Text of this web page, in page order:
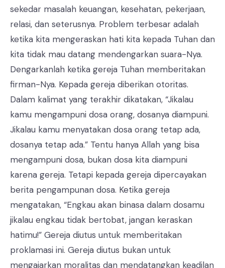
sekedar masalah keuangan, kesehatan, pekerjaan,
relasi, dan seterusnya. Problem terbesar adalah
ketika kita mengeraskan hati kita kepada Tuhan dan
kita tidak mau datang mendengarkan suara-Nya.
Dengarkanlah ketika gereja Tuhan memberitakan
firman-Nya. Kepada gereja diberikan otoritas.
Dalam kalimat yang terakhir dikatakan, “Jikalau
kamu mengampuni dosa orang, dosanya diampuni.
Jikalau kamu menyatakan dosa orang tetap ada,
dosanya tetap ada.” Tentu hanya Allah yang bisa
mengampuni dosa, bukan dosa kita diampuni
karena gereja. Tetapi kepada gereja dipercayakan
berita pengampunan dosa. Ketika gereja
mengatakan, “Engkau akan binasa dalam dosamu
jikalau engkau tidak bertobat, jangan keraskan
hatimu!” Gereja diutus untuk memberitakan
proklamasi ini. Gereja diutus bukan untuk
mengajarkan moralitas dan mendatangkan keadilan